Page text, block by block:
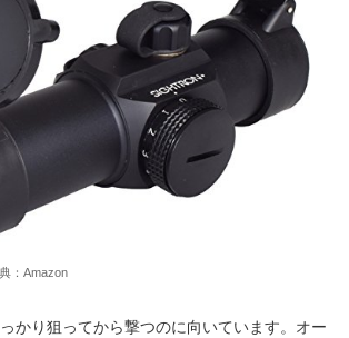
：Amazon
かり狙ってから撃つのに向いています。オー